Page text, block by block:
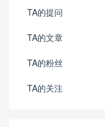
TA的提问
TA的文章
TA的粉丝
TA的关注